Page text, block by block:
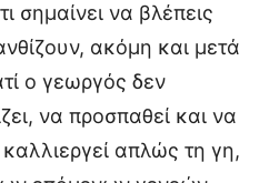
σημαίνει να βλέπεις
ακόμη και μετά
ο γεωργός δεν
να προσπαθεί και να
απλώς τη γη,